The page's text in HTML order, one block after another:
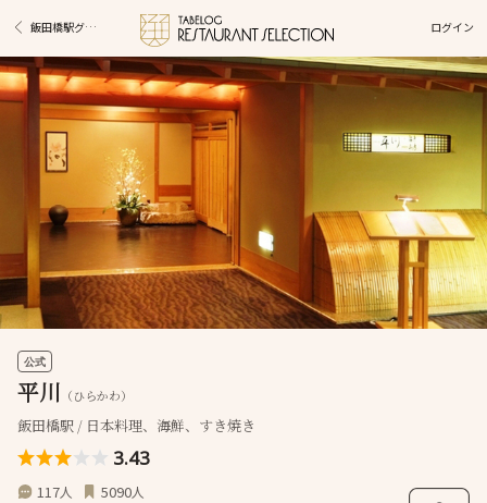
飯田橋駅グルメ ログイン
公式
平川 （ひらかわ）
飯田橋駅 / 日本料理、海鮮、すき焼き
3.43
117人 5090人